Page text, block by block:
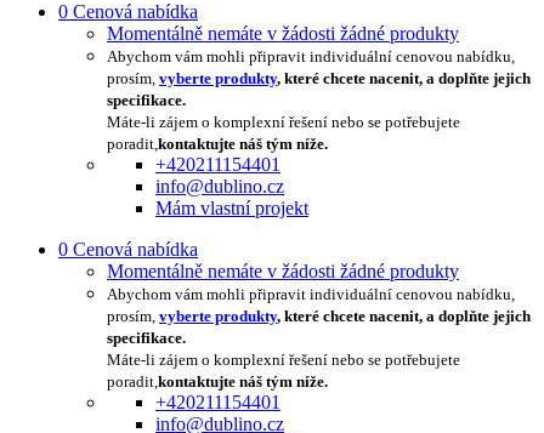
0 Cenová nabídka
Momentálně nemáte v žádosti žádné produkty
Abychom vám mohli připravit individuální cenovou nabídku,
prosím, vyberte produkty, které chcete nacenit, a doplňte jejich
specifikace.
Máte-li zájem o komplexní řešení nebo se potřebujete
poradit,kontaktujte náš tým níže.
+420211154401
info@dublino.cz
Mám vlastní projekt
0 Cenová nabídka
Momentálně nemáte v žádosti žádné produkty
Abychom vám mohli připravit individuální cenovou nabídku,
prosím, vyberte produkty, které chcete nacenit, a doplňte jejich
specifikace.
Máte-li zájem o komplexní řešení nebo se potřebujete
poradit,kontaktujte náš tým níže.
+420211154401
info@dublino.cz